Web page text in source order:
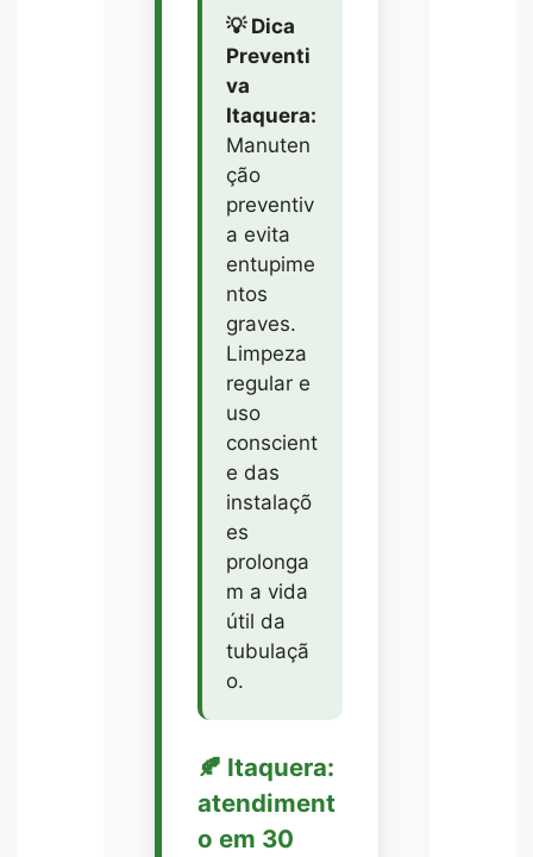
💡 Dica
Preventi
va
Itaquera:
Manuten
ção
preventiv
a evita
entupime
ntos
graves.
Limpeza
regular e
uso
conscient
e das
instalaçõ
es
prolonga
m a vida
útil da
tubulaçã
o.
🍂 Itaquera:
atendiment
o em 30